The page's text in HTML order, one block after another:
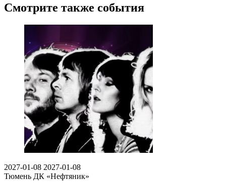
Смотрите также события
2027-01-08 2027-01-08
Тюмень ДК «Нефтяник»